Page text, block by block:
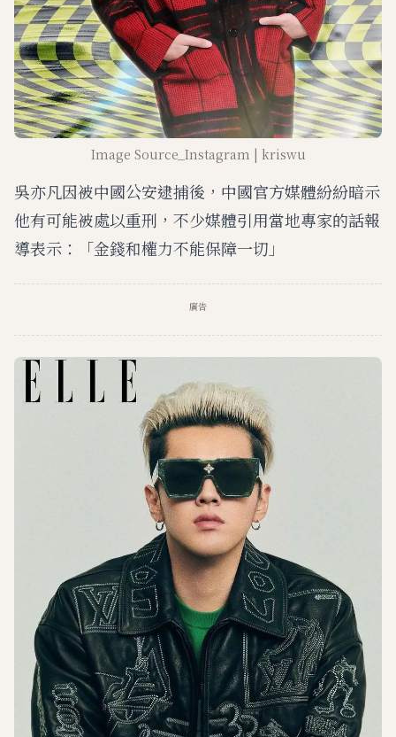
Image Source_Instagram | kriswu
吳亦凡因被中國公安逮捕後，中國官方媒體紛紛暗示
他有可能被處以重刑，不少媒體引用當地專家的話報
導表示：「金錢和權力不能保障一切」
廣告